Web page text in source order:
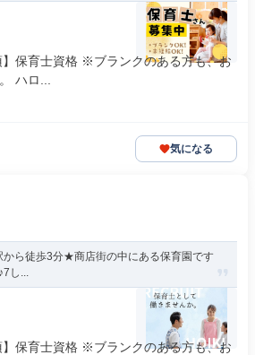
保育士資格 ※ブランクのある方も、お
ハロ...
気になる
から徒歩3分★商店街の中にある保育園です
し...
保育士資格 ※ブランクのある方も、お